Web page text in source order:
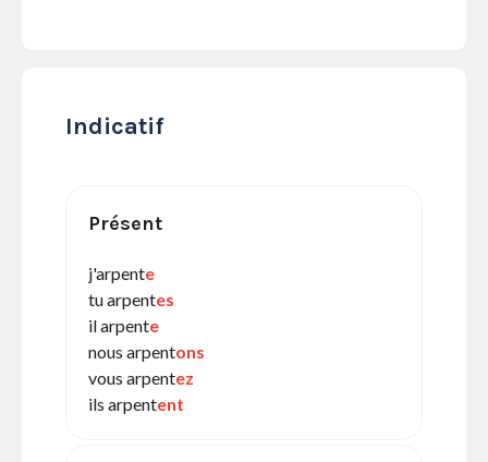
Indicatif
Présent
j'arpente
tu arpentes
il arpente
nous arpentons
vous arpentez
ils arpentent